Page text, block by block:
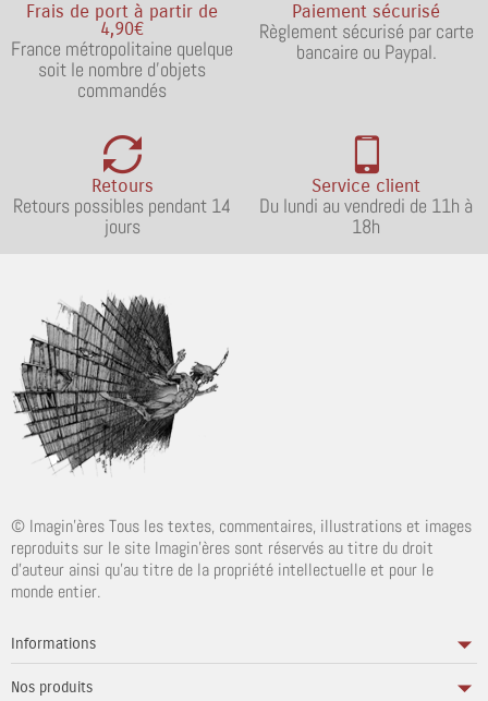
Frais de port à partir de
4,90€
France métropolitaine quelque
soit le nombre d'objets
commandés
Paiement sécurisé
Règlement sécurisé par carte
bancaire ou Paypal.
Retours
Retours possibles pendant 14
jours
Service client
Du lundi au vendredi de 11h à
18h
© Imagin'ères Tous les textes, commentaires, illustrations et images
reproduits sur le site Imagin'ères sont réservés au titre du droit
d'auteur ainsi qu'au titre de la propriété intellectuelle et pour le
monde entier.
Informations
Nos produits